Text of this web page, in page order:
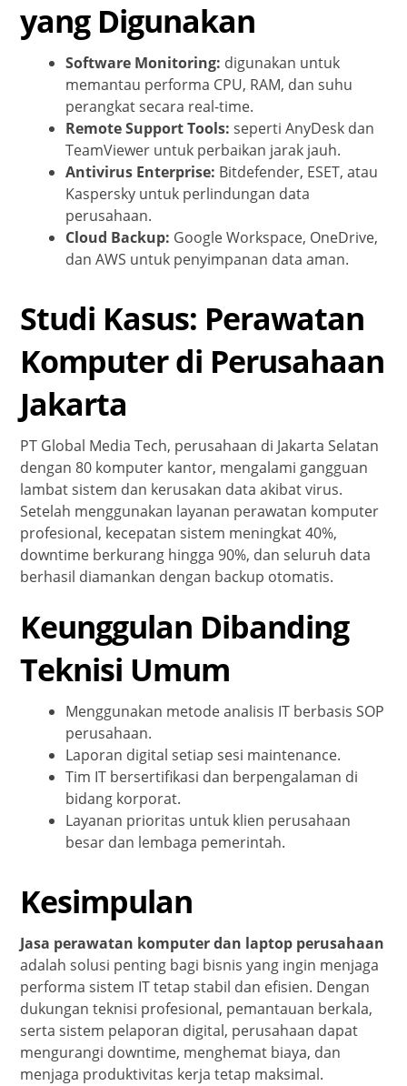
yang Digunakan
Software Monitoring: digunakan untuk
memantau performa CPU, RAM, dan suhu
perangkat secara real-time.
Remote Support Tools: seperti AnyDesk dan
TeamViewer untuk perbaikan jarak jauh.
Antivirus Enterprise: Bitdefender, ESET, atau
Kaspersky untuk perlindungan data
perusahaan.
Cloud Backup: Google Workspace, OneDrive,
dan AWS untuk penyimpanan data aman.
Studi Kasus: Perawatan
Komputer di Perusahaan
Jakarta
PT Global Media Tech, perusahaan di Jakarta Selatan
dengan 80 komputer kantor, mengalami gangguan
lambat sistem dan kerusakan data akibat virus.
Setelah menggunakan layanan perawatan komputer
profesional, kecepatan sistem meningkat 40%,
downtime berkurang hingga 90%, dan seluruh data
berhasil diamankan dengan backup otomatis.
Keunggulan Dibanding
Teknisi Umum
Menggunakan metode analisis IT berbasis SOP
perusahaan.
Laporan digital setiap sesi maintenance.
Tim IT bersertifikasi dan berpengalaman di
bidang korporat.
Layanan prioritas untuk klien perusahaan
besar dan lembaga pemerintah.
Kesimpulan
Jasa perawatan komputer dan laptop perusahaan
adalah solusi penting bagi bisnis yang ingin menjaga
performa sistem IT tetap stabil dan efisien. Dengan
dukungan teknisi profesional, pemantauan berkala,
serta sistem pelaporan digital, perusahaan dapat
mengurangi downtime, menghemat biaya, dan
menjaga produktivitas kerja tetap maksimal.